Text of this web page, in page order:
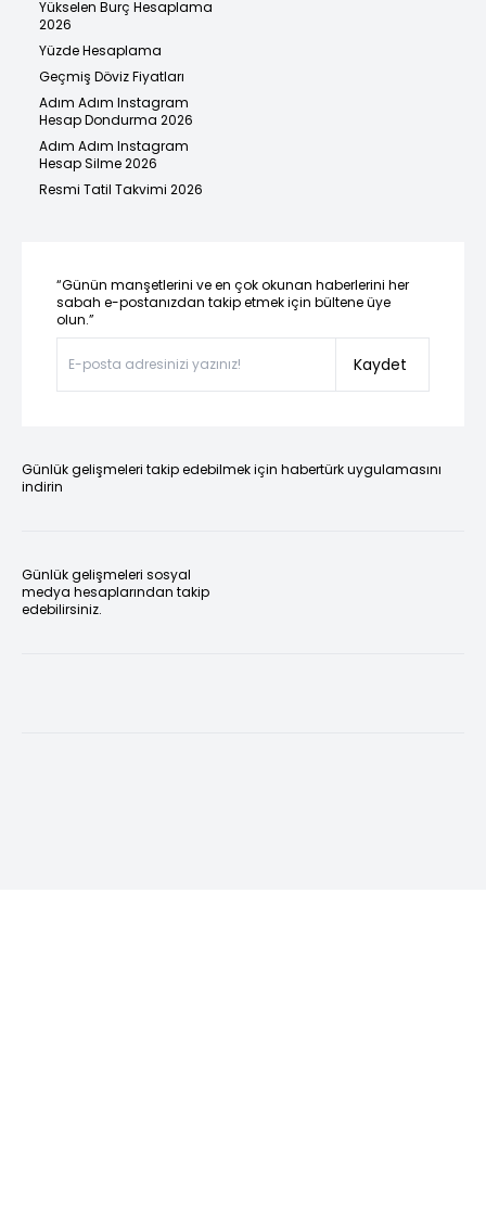
Yükselen Burç Hesaplama
2026
Yüzde Hesaplama
Geçmiş Döviz Fiyatları
Adım Adım Instagram
Hesap Dondurma 2026
Adım Adım Instagram
Hesap Silme 2026
Resmi Tatil Takvimi 2026
“Günün manşetlerini ve en çok okunan haberlerini her
sabah e-postanızdan takip etmek için bültene üye
olun.”
Kaydet
Günlük gelişmeleri takip edebilmek için habertürk uygulamasını
indirin
Günlük gelişmeleri sosyal
medya hesaplarından takip
edebilirsiniz.